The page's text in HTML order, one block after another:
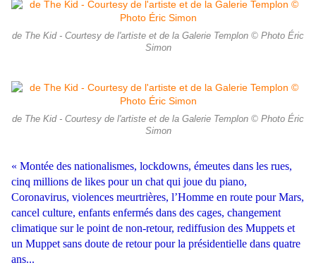
de The Kid - Courtesy de l'artiste et de la Galerie Templon © Photo Éric
Simon
de The Kid - Courtesy de l'artiste et de la Galerie Templon © Photo Éric
Simon
« Montée des nationalismes, lockdowns, émeutes dans les rues,
cinq millions de likes pour un chat qui joue du piano,
Coronavirus, violences meurtrières, l’Homme en route pour Mars,
cancel culture, enfants enfermés dans des cages, changement
climatique sur le point de non-retour, rediffusion des Muppets et
un Muppet sans doute de retour pour la présidentielle dans quatre
ans...